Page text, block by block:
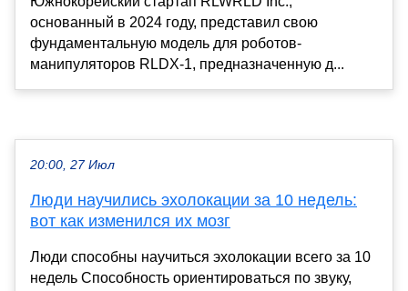
основанный в 2024 году, представил свою
фундаментальную модель для роботов-
манипуляторов RLDX-1, предназначенную д...
20:00, 27 Июл
Люди научились эхолокации за 10 недель:
вот как изменился их мозг
Люди способны научиться эхолокации всего за 10
недель Способность ориентироваться по звуку,